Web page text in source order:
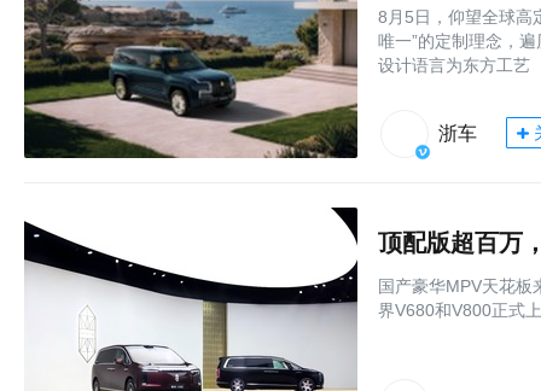
8月5日，仰望全球高
唯一”的定制理念，
设计语言为东方工艺
浙车
顶配版超百万
国产豪华MPV天花
界V680和V800正式